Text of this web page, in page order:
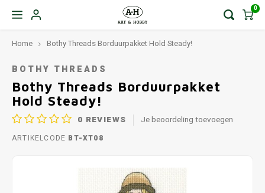
0
Home Bothy Threads Borduurpakket Hold Steady!
BOTHY THREADS
Bothy Threads Borduurpakket
Hold Steady!
0 REVIEWS Je beoordeling toevoegen
ARTIKELCODE BT-XT08